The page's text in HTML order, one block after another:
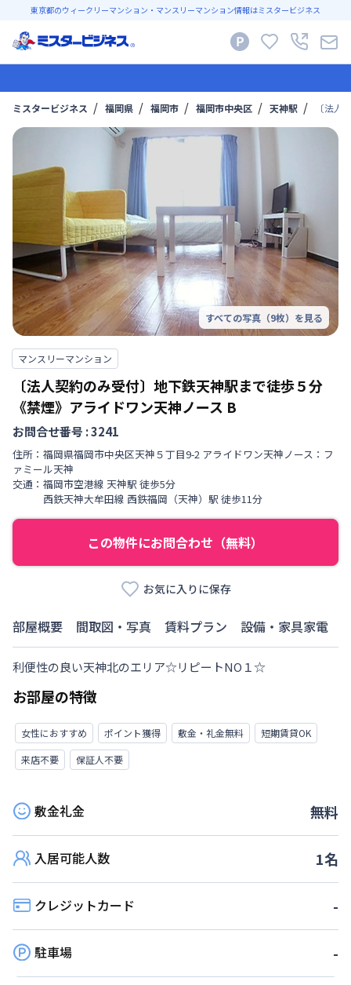
東京都のウィークリーマンション・マンスリーマンション情報はミスタービジネス
ミスタービジネス 福岡県 福岡市 福岡市中央区 天神駅 〔法
すべての写真（9枚）を見る
マンスリーマンション
〔法人契約のみ受付〕地下鉄天神駅まで徒歩５分
《禁煙》アライドワン天神ノース B
お問合せ番号 :3241
住所： 福岡県福岡市中央区天神５丁目9-2 アライドワン天神ノース：フ
ァミール天神
交通： 福岡市空港線 天神駅 徒歩5分
西鉄天神大牟田線 西鉄福岡（天神）駅 徒歩11分
この物件にお問合わせ（無料）
お気に入りに保存
部屋概要 間取図・写真 賃料プラン 設備・家具家電
利便性の良い天神北のエリア☆リピートNO１☆
お部屋の特徴
女性におすすめ ポイント獲得 敷金・礼金無料
短期賃貸OK
来店不要
保証人不要
敷金礼金 無料
入居可能人数 1名
クレジットカード -
駐車場 -